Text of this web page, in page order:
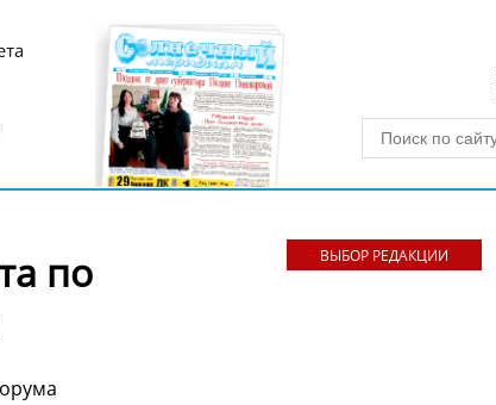
по
ВЫБОР РЕДАКЦИИ